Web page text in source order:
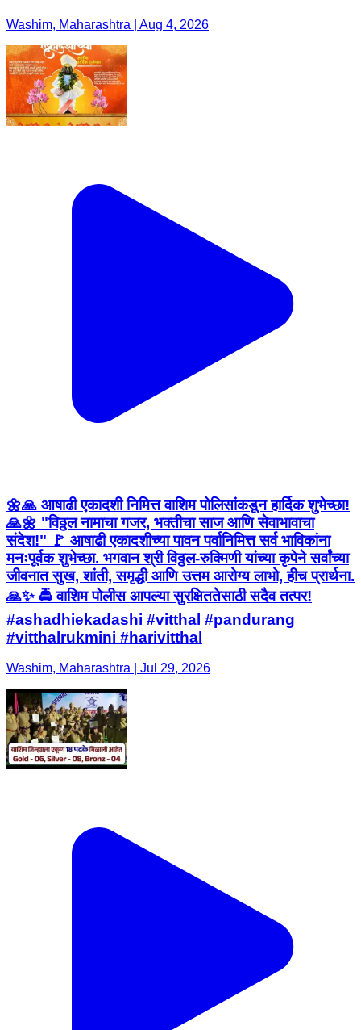
Washim, Maharashtra | Aug 4, 2026
🌼🙏 आषाढी एकादशी निमित्त वाशिम पोलिसांकडून हार्दिक शुभेच्छा!
🙏🌼 "विठ्ठल नामाचा गजर, भक्तीचा साज आणि सेवाभावाचा
संदेश!" 🚩 आषाढी एकादशीच्या पावन पर्वानिमित्त सर्व भाविकांना
मनःपूर्वक शुभेच्छा. भगवान श्री विठ्ठल-रुक्मिणी यांच्या कृपेने सर्वांच्या
जीवनात सुख, शांती, समृद्धी आणि उत्तम आरोग्य लाभो, हीच प्रार्थना.
🙏✨ 🚔 वाशिम पोलीस आपल्या सुरक्षिततेसाठी सदैव तत्पर!
#ashadhiekadashi #vitthal #pandurang
#vitthalrukmini #harivitthal
Washim, Maharashtra | Jul 29, 2026